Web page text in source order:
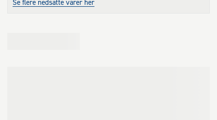
Se flere nedsatte varer her